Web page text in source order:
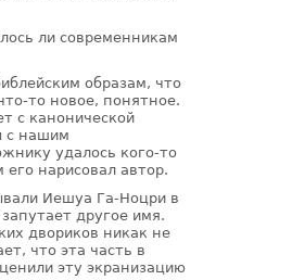
ли современникам
образам, что
то новое, понятное.
с канонической
с нашим
удалось кого-то
нарисовал автор.
Иешуа Га-Ноцри в
другое имя.
двориков никак не
что эта часть в
эту экранизацию